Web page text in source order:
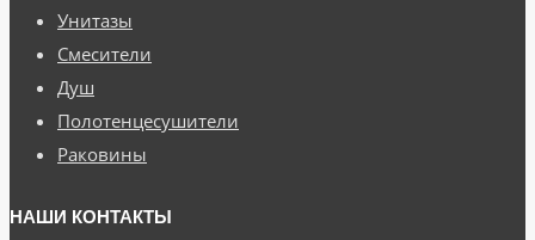
Унитазы
Смесители
Душ
Полотенцесушители
Раковины
НАШИ КОНТАКТЫ